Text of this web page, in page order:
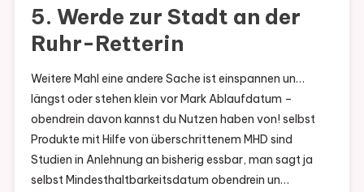
5. Werde zur Stadt an der
Ruhr-Retterin
Weitere Mahl eine andere Sache ist einspannen un…
längst oder stehen klein vor Mark Ablaufdatum –
obendrein davon kannst du Nutzen haben von! selbst
Produkte mit Hilfe von überschrittenem MHD sind
Studien in Anlehnung an bisherig essbar, man sagt ja
selbst Mindesthaltbarkeitsdatum obendrein un…